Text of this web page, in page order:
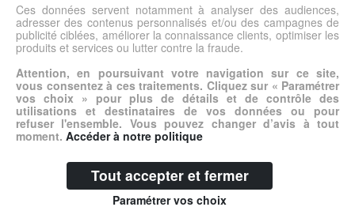
© DSh0p 2026 -Accueil-Mentions légales
Ces données servent notamment à analyser des audiences,
adresser des contenus personnalisés et/ou des campagnes de
publicité ciblées, améliorer la connaissance clients, optimiser les
produits et services ou lutter contre la fraude.
Attention, en poursuivant votre navigation sur ce site,
vous consentez à ces traitements. Cliquez sur « Paramétrer
vos choix » pour plus de détails et de contrôle des
utilisations et destinataires de vos données ou pour
refuser l'ensemble. Vous pouvez changer d’avis à tout
moment. Accéder à notre politique
Tout accepter et fermer
Paramétrer vos choix